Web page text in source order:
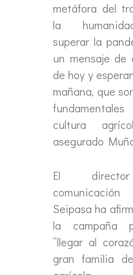
metáfora del
la
superar la
un mensaje de
de hoy y
mañana, que
cultura
asegurado
El
Seipasa ha
la campaña
“llegar al
gran familia